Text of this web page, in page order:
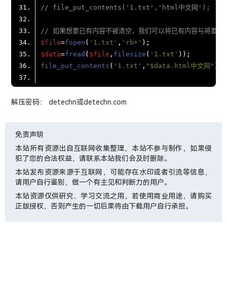
// file_put_contents('1.txt','html中文网');
// 如果想要已有内容不被清空，我们可以将已有内容与将要写
$file=fopen ( '1.txt' , 'rb+'
$data=fread ( $file , filesize ( '1.txt'
file_put_contents ( '1.txt' , " $data .html中文网"
解压密码： detechn或detechn.com
免责声明
本站所有资源出自互联网收集整理，本站不参与制作，如果侵
犯了您的合法权益，请联系本站我们会及时删除。
本站发布资源来源于互联网，可能存在水印或者引流等信息，
请用户自行鉴别，做一个有主见和判断力的用户。
本站资源仅供研究、学习交流之用，若使用商业用途，请购买
正版授权，否则产生的一切后果将由下载用户自行承担。